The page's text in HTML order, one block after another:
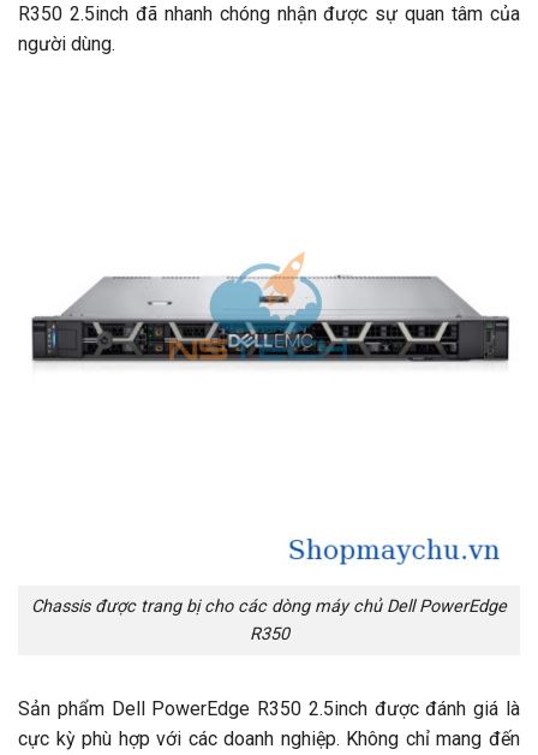
R350 2.5inch đã nhanh chóng nhận được sự quan tâm của
người dùng.
Chassis được trang bị cho các dòng máy chủ Dell PowerEdge
R350
Sản phẩm Dell PowerEdge R350 2.5inch được đánh giá là
cực kỳ phù hợp với các doanh nghiệp. Không chỉ mang đến